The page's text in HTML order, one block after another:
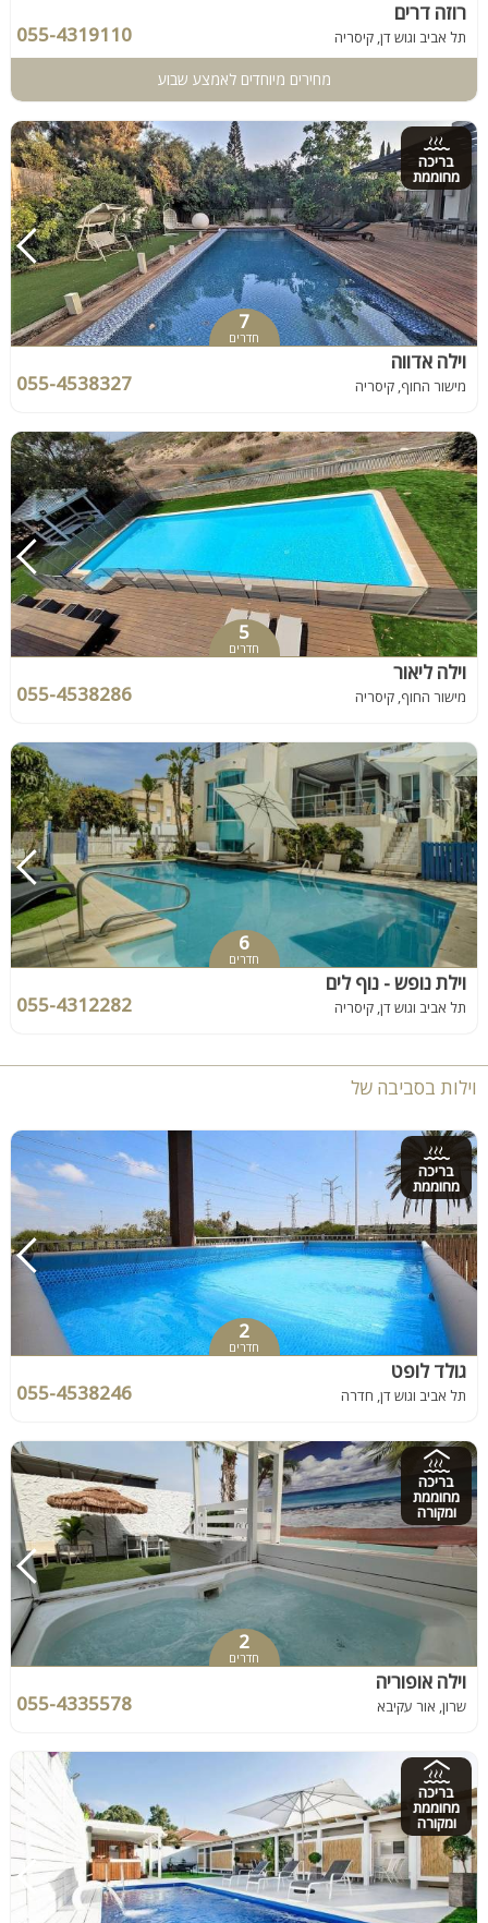
רוזה דרים
תל אביב וגוש דן, קיסריה 055-4319110
מחירים מיוחדים לאמצע שבוע
בריכה
מחוממת
7
חדרים
וילה אדווה
מישור החוף, קיסריה 055-4538327
5
חדרים
וילה ליאור
מישור החוף, קיסריה 055-4538286
6
חדרים
וילת נופש - נוף לים
תל אביב וגוש דן, קיסריה 055-4312282
וילות בסביבה של
בריכה
מחוממת
2
חדרים
גולד לופט
תל אביב וגוש דן, חדרה 055-4538246
בריכה
מחוממת
ומקורה
2
חדרים
וילה אופוריה
שרון, אור עקיבא 055-4335578
בריכה
מחוממת
ומקורה